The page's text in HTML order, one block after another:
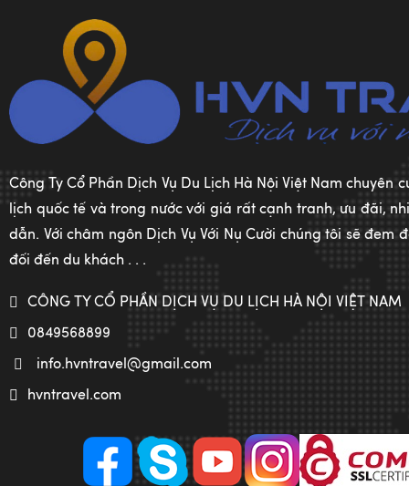
Công Ty Cổ Phần Dịch Vụ Du Lịch Hà Nội Việt Nam chuyên
lịch quốc tế và trong nước với giá rất cạnh tranh, ưu đãi,
dẫn. Với châm ngôn Dịch Vụ Với Nụ Cười chúng tôi sẽ đem
đối đến du khách . . .
CÔNG TY CỔ PHẦN DỊCH VỤ DU LỊCH HÀ NỘI VIỆT NAM
0849568899
info.hvntravel@gmail.com
hvntravel.com